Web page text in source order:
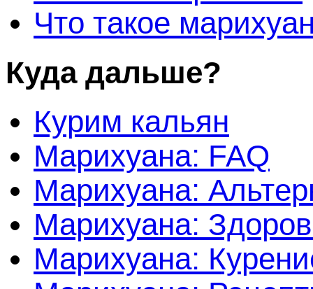
Что такое
Куда дальше?
Курим кальян
Марихуана: FAQ
Марихуана:
Марихуана:
Марихуана: